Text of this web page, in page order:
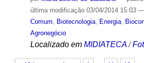
última modificação03/04/2014 15:03 —
Comum, Biotecnologia, Energia,
Agronegócio
Localizado em MIDIATECA /